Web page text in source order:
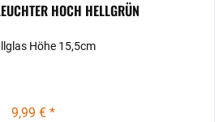
HOCH HELLGRÜN
Höhe 15,5cm
9,99 € *